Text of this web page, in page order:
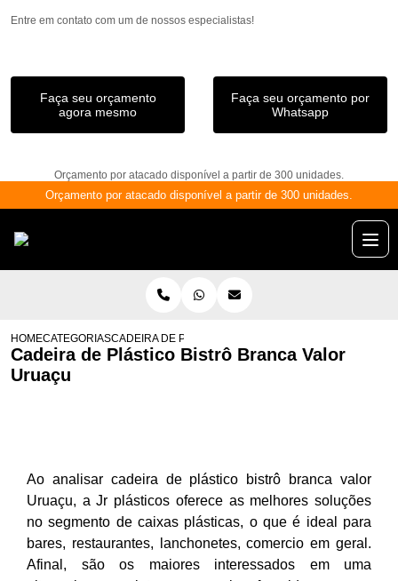
Entre em contato com um de nossos especialistas!
Faça seu orçamento
agora mesmo
Faça seu orçamento por
Whatsapp
Orçamento por atacado disponível a partir de 300 unidades.
Orçamento por atacado disponível a partir de 300 unidades.
HOMECATEGORIASCADEIRA DE PLÁSTICO BISTRÔ BRANCA VALOR
Cadeira de Plástico Bistrô Branca Valor
Uruaçu
Ao analisar cadeira de plástico bistrô branca valor
Uruaçu, a Jr plásticos oferece as melhores soluções
no segmento de caixas plásticas, o que é ideal para
bares, restaurantes, lanchonetes, comercio em geral.
Afinal, são os maiores interessados em uma